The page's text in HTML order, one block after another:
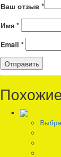
Ваш отзыв *
Имя *
Email *